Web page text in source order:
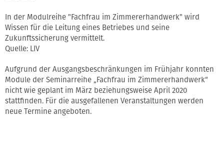
In der Modulreihe "Fachfrau im Zimmererhandwerk" wird
Wissen für die Leitung eines Betriebes und seine
Zukunftssicherung vermittelt.
Quelle: LIV
Aufgrund der Ausgangsbeschränkungen im Frühjahr konnten
Module der Seminarreihe „Fachfrau im Zimmererhandwerk“
nicht wie geplant im März beziehungsweise April 2020
stattfinden. Für die ausgefallenen Veranstaltungen werden
neue Termine angeboten.